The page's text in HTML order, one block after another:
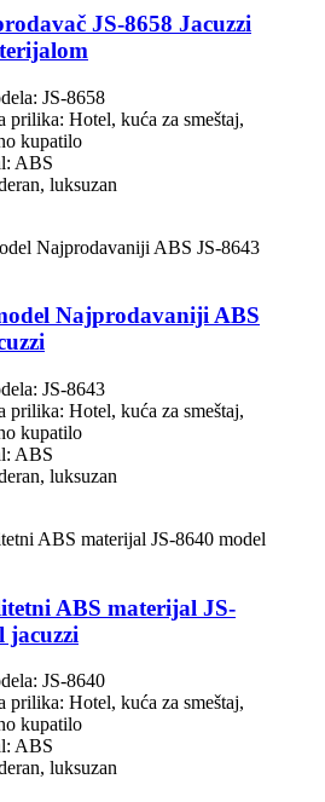
JS-8658 Jacuzzi
JS-8658
prilika: Hotel, kuća za smeštaj,
kupatilo
ABS
luksuzan
Najprodavaniji ABS
JS-8643
prilika: Hotel, kuća za smeštaj,
kupatilo
ABS
luksuzan
ABS materijal JS-
jacuzzi
JS-8640
prilika: Hotel, kuća za smeštaj,
kupatilo
ABS
luksuzan